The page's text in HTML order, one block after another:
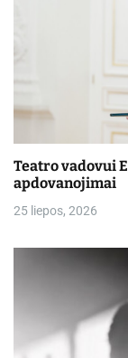
Teatro vadovui
apdovanojimai
25 liepos, 2026